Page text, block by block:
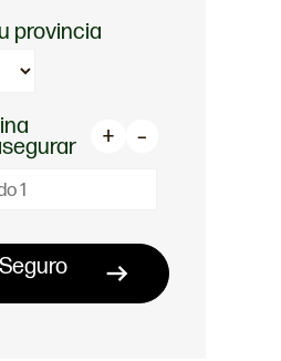
provincia
+ –